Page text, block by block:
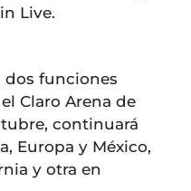
Live.
dos funciones
Claro Arena de
continuará
Europa y México,
y otra en